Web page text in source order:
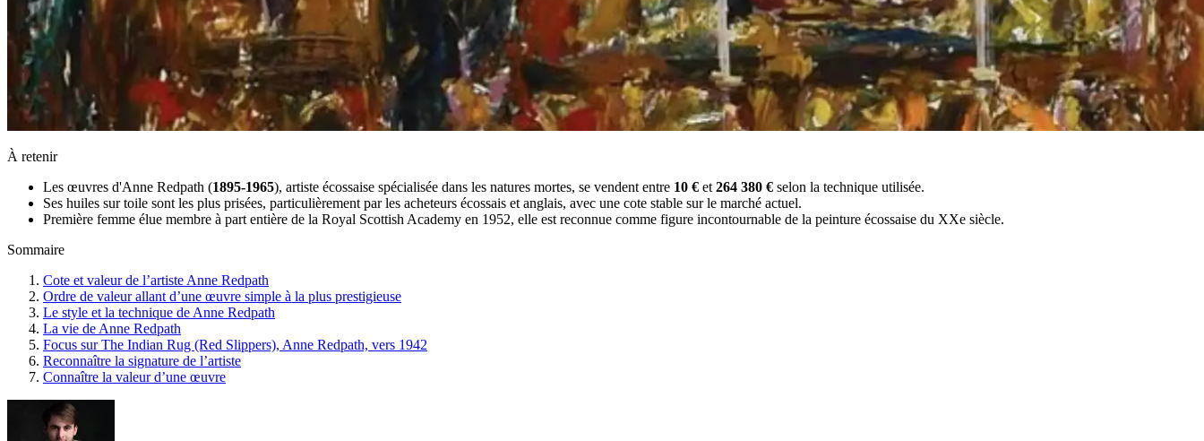
À retenir
Les œuvres d'Anne Redpath (1895-1965), artiste écossaise spécialisée dans les natures mortes, se vendent entre 10 € et 264 380 € selon la technique utilisée.
Ses huiles sur toile sont les plus prisées, particulièrement par les acheteurs écossais et anglais, avec une cote stable sur le marché actuel.
Première femme élue membre à part entière de la Royal Scottish Academy en 1952, elle est reconnue comme figure incontournable de la peinture écossaise du XXe siècle.
Sommaire
Cote et valeur de l’artiste Anne Redpath
Ordre de valeur allant d’une œuvre simple à la plus prestigieuse
Le style et la technique de Anne Redpath
La vie de Anne Redpath
Focus sur The Indian Rug (Red Slippers), Anne Redpath, vers 1942
Reconnaître la signature de l’artiste
Connaître la valeur d’une œuvre